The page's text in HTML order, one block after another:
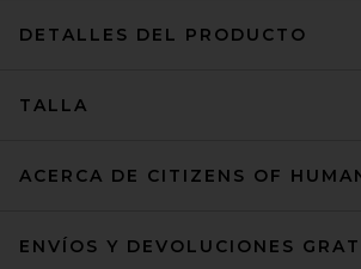
DETALLES DEL PRODUCTO
TALLA
ACERCA DE CITIZENS OF
ENVÍOS Y DEVOLUCIONES